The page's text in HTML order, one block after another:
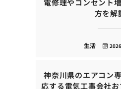
電修理やコンセント
方を解
生活
神奈川県のエアコン
応する電気工事会社